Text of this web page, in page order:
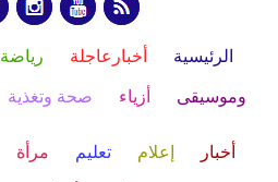
الرئيسية أخبارعاجلة رياضة
وموسيقى أزياء صحة وتغذية
أخبار إعلام تعليم مرأة